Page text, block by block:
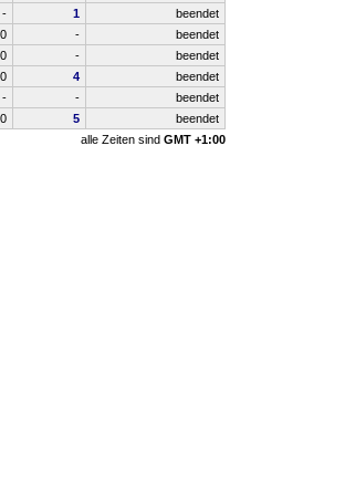
- 1
beendet
-
beendet
-
beendet
4
beendet
- -
beendet
5
beendet
alle Zeiten sind GMT +1:00